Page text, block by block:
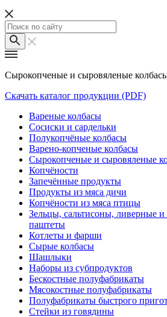
Сырокопченые и сыровяленые
Скачать каталог продукции (PDF)
Вареные колбасы
Сосиски и сардельки
Полукопчёные колбасы
Варено-копченые колбасы
Сырокопченые и сыровяленые
Копчёности
Запечённые продукты
Продукты из мяса дичи
Копчёности из мяса птицы
Зельцы, сальтисоны, ливерные
паштеты
Котлеты и фарши
Сырые колбасы
Шашлыки
Наборы из субпродуктов
Бескостные полуфабрикаты
Мясокостные полуфабрикаты
Полуфабрикаты быстрого
Стейки из говядины